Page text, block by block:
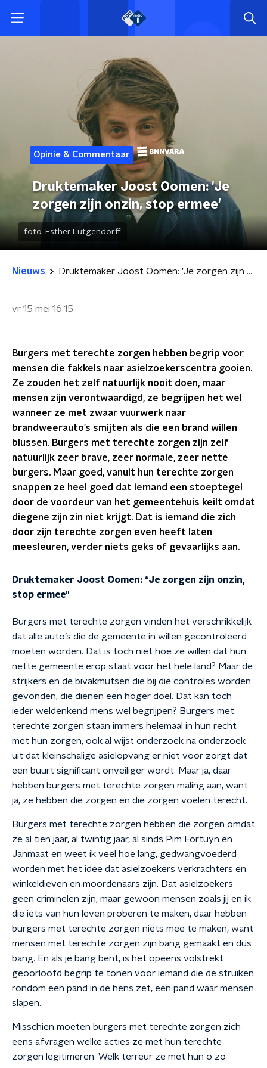
Opinie & Commentaar
Druktemaker Joost Oomen: 'Je
zorgen zijn onzin, stop ermee'
foto: Esther Lutgendorff
Nieuws Druktemaker Joost Oomen: 'Je zorgen zijn onzin, stop ermee'
vr 15 mei 16:15
Burgers met terechte zorgen hebben begrip voor
mensen die fakkels naar asielzoekerscentra gooien.
Ze zouden het zelf natuurlijk nooit doen, maar
mensen zijn verontwaardigd, ze begrijpen het wel
wanneer ze met zwaar vuurwerk naar
brandweerauto’s smijten als die een brand willen
blussen. Burgers met terechte zorgen zijn zelf
natuurlijk zeer brave, zeer normale, zeer nette
burgers. Maar goed, vanuit hun terechte zorgen
snappen ze heel goed dat iemand een stoeptegel
door de voordeur van het gemeentehuis keilt omdat
diegene zijn zin niet krijgt. Dat is iemand die zich
door zijn terechte zorgen even heeft laten
meesleuren, verder niets geks of gevaarlijks aan.
Druktemaker Joost Oomen: “Je zorgen zijn onzin,
stop ermee”
Burgers met terechte zorgen vinden het verschrikkelijk
dat alle auto’s die de gemeente in willen gecontroleerd
moeten worden. Dat is toch niet hoe ze willen dat hun
nette gemeente erop staat voor het hele land? Maar de
strijkers en de bivakmutsen die bij die controles worden
gevonden, die dienen een hoger doel. Dat kan toch
ieder weldenkend mens wel begrijpen? Burgers met
terechte zorgen staan immers helemaal in hun recht
met hun zorgen, ook al wijst onderzoek na onderzoek
uit dat kleinschalige asielopvang er niet voor zorgt dat
een buurt significant onveiliger wordt. Maar ja, daar
hebben burgers met terechte zorgen maling aan, want
ja, ze hebben die zorgen en die zorgen voelen terecht.
Burgers met terechte zorgen hebben die zorgen omdat
ze al tien jaar, al twintig jaar, al sinds Pim Fortuyn en
Janmaat en weet ik veel hoe lang, gedwangvoederd
worden met het idee dat asielzoekers verkrachters en
winkeldieven en moordenaars zijn. Dat asielzoekers
geen criminelen zijn, maar gewoon mensen zoals jij en ik
die iets van hun leven proberen te maken, daar hebben
burgers met terechte zorgen niets mee te maken, want
mensen met terechte zorgen zijn bang gemaakt en dus
bang. En als je bang bent, is het opeens volstrekt
geoorloofd begrip te tonen voor iemand die de struiken
rondom een pand in de hens zet, een pand waar mensen
slapen.
Misschien moeten burgers met terechte zorgen zich
eens afvragen welke acties ze met hun terechte
zorgen legitimeren. Welk terreur ze met hun o zo